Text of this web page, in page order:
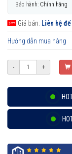
Bảo hành: Chính hãng
Giá bán: Liên hệ
Hướng dẫn mua hàng
- +